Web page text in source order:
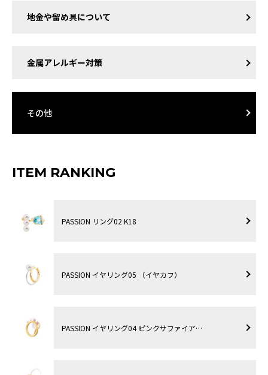
地金や留め具について
金属アレルギー対策
その他
ITEM RANKING
PASSION リング02 K18
PASSION イヤリング05 （イヤカフ）
PASSION イヤリング04 ピンクサファイア…